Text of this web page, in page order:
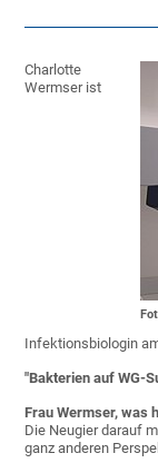
Charlotte
Wermser ist
Infektionsbiologin
"Bakterien auf WG-
Frau Wermser, was
Die Neugier darauf
ganz anderen